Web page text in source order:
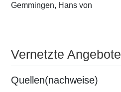
Gemmingen, Hans von
Vernetzte Angebote
Quellen(nachweise)